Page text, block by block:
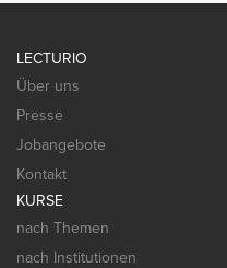
LECTURIO
Über uns
Presse
Jobangebote
Kontakt
KURSE
nach Themen
nach Institutionen